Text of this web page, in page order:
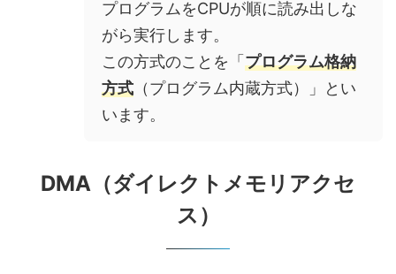
プログラムをCPUが順に読み出しな
がら実行します。
この方式のことを「プログラム格納
方式 （プログラム内蔵方式）」とい
います。
DMA（ダイレクトメモリアクセ
ス）